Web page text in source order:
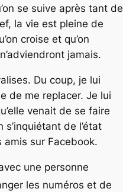
se suive après tant de
la vie est pleine de
croise et qu’on
jamais.
Du coup, je lui
de me replacer. Je lui
venait de se faire
de l’état
amis sur Facebook.
une personne
les numéros et de